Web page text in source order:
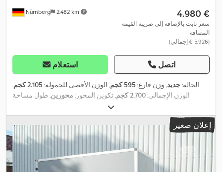
Nürnberg 2.482 km ‏4.980 €
سعر ثابت بالإضافة إلى ضريبة القيمة
المضافة
(‏5.926 € إجمالي)
استعلام اتصل
الحالة:جديد, وزن فارغ: 595 كجم , الوزن الأقصى للحمولة: 2.105 كجم
,
الوزن الإجمالي:2.700 كجم , تكوين المحور: محورين, طول مساحة
, عرض مساحة التحميل:
التحميل:1.820 مم , حجم مساحة التحميل:8,2 م³ , تعليق:آخر, مقاس
الإطار: 185/70 r13 , قاعدة العجلات:750 مم , سنة الصنع: 2023 ,
إعلان صغير